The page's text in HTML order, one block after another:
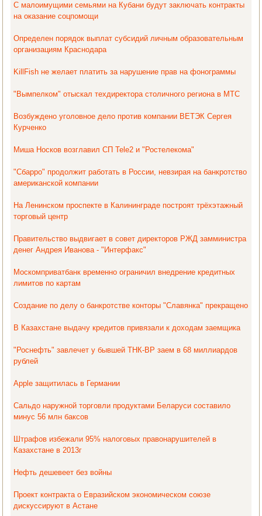
С малоимущими семьями на Кубани будут заключать контракты
на оказание соцпомощи
Определен порядок выплат субсидий личным образовательным
организациям Краснодара
KillFish не желает платить за нарушение прав на фонограммы
"Вымпелком" отыскал техдиректора столичного региона в МТС
Возбуждено уголовное дело против компании ВЕТЭК Сергея
Курченко
Миша Носков возглавил СП Tele2 и "Ростелекома"
"Сбарро" продолжит работать в России, невзирая на банкротство
американской компании
На Ленинском проспекте в Калининграде построят трёхэтажный
торговый центр
Правительство выдвигает в совет директоров РЖД замминистра
денег Андрея Иванова - "Интерфакс"
Москомприватбанк временно ограничил внедрение кредитных
лимитов по картам
Создание по делу о банкротстве конторы "Славянка" прекращено
В Казахстане выдачу кредитов привязали к доходам заемщика
"Роснефть" завлечет у бывшей ТНК-BP заем в 68 миллиардов
рублей
Apple защитилась в Германии
Сальдо наружной торговли продуктами Беларуси составило
минус 56 млн баксов
Штрафов избежали 95% налоговых правонарушителей в
Казахстане в 2013г
Нефть дешевеет без войны
Проект контракта о Евразийском экономическом союзе
дискуссируют в Астане